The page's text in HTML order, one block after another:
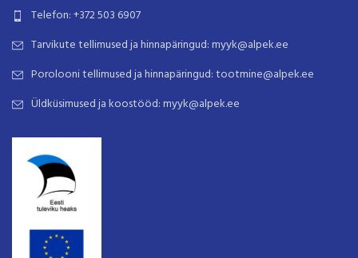
Telefon: +372 503 6907
Tarvikute tellimused ja hinnapäringud: myyk@alpek.ee
Porolooni tellimused ja hinnapäringud: tootmine@alpek.ee
Üldküsimused ja koostööd: myyk@alpek.ee